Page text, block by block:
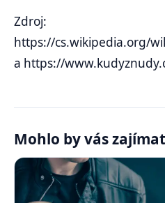
Zdroj:
https://cs.wikipedia.org/
a https://
Mohlo by vás zajímat